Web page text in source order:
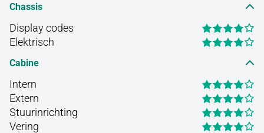
Chassis
Display codes
Elektrisch
Cabine
Intern
Extern
Stuurinrichting
Vering